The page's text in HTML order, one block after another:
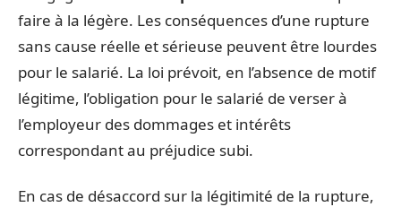
faire à la légère. Les conséquences d’une rupture
sans cause réelle et sérieuse peuvent être lourdes
pour le salarié. La loi prévoit, en l’absence de motif
légitime, l’obligation pour le salarié de verser à
l’employeur des dommages et intérêts
correspondant au préjudice subi.
En cas de désaccord sur la légitimité de la rupture,